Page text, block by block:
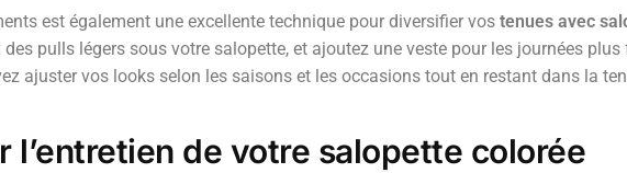
est également une excellente technique pour diversifier vostenues avec
pulls légers sous votre salopette, et ajoutez une veste pour les journées plus
ajuster vos looks selon les saisons et les occasions tout en restant dans la
l’entretien de votre salopette colorée